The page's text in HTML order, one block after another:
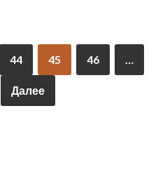
44 45 46
Далее